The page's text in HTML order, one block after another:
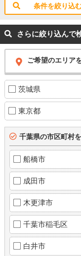
条件を絞り込
さらに絞り込んで
ご希望のエリア
茨城県
東京都
千葉県の市区町村
船橋市
成田市
木更津市
千葉市稲毛区
白井市